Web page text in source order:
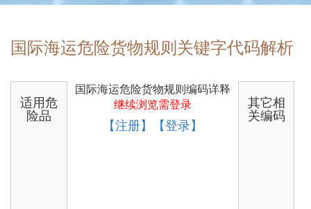
国际海运危险货物规则关键字代码解析
适用危
险品
国际海运危险货物规则编码详释
继续浏览需登录
【注册】【登录】
其它相
关编码